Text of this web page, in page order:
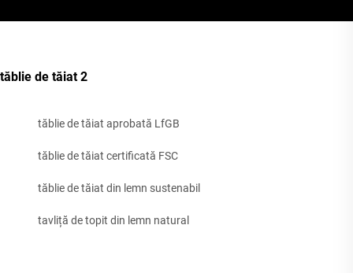
tăblie de tăiat 2
tăblie de tăiat aprobată LfGB
tăblie de tăiat certificată FSC
tăblie de tăiat din lemn sustenabil
tavliță de topit din lemn natural